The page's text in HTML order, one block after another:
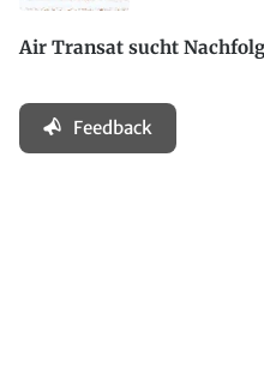
Air Transat sucht
Feedback